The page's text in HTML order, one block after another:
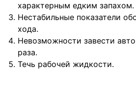
характерным едким запахом.
Нестабильные показатели
хода.
Невозможности завести
раза.
Течь рабочей жидкости.